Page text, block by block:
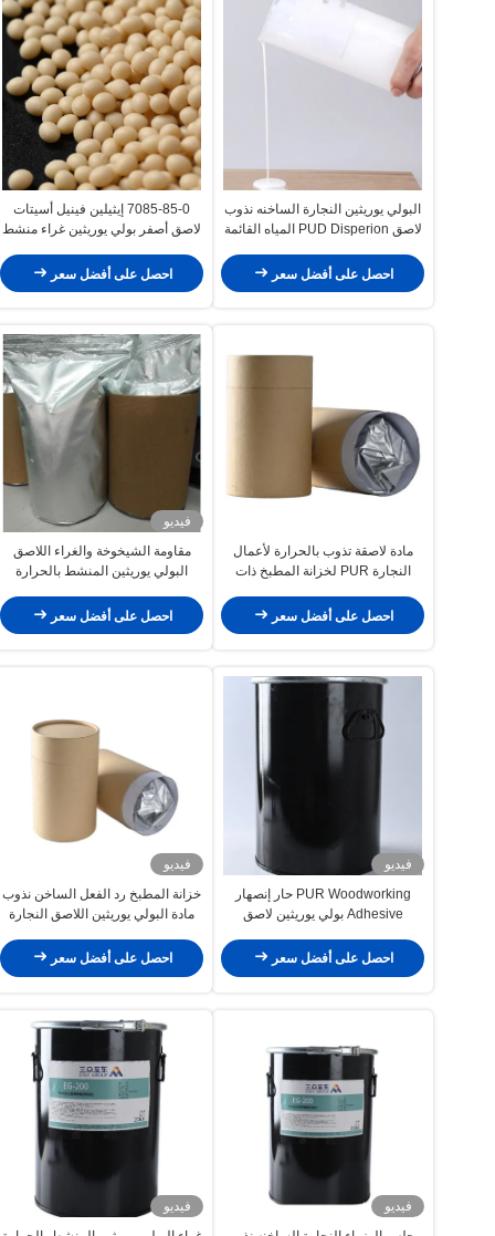
البولي يوريثين النجارة الساخنه نذوب
لاصق PUD Disperion المياه القائمة
احصل على أفضل سعر
7085-85-0 إيثيلين فينيل أسيتات
لاصق أصفر بولي يوريثين غراء منشط
احصل على أفضل سعر
مادة لاصقة تذوب بالحرارة لأعمال
النجارة PUR لخزانة المطبخ ذات
احصل على أفضل سعر
فيديو
مقاومة الشيخوخة والغراء اللاصق
البولي يوريثين المنشط بالحرارة
احصل على أفضل سعر
فيديو
PUR Woodworking حار إنصهار
Adhesive بولي يوريثين لاصق
احصل على أفضل سعر
فيديو
خزانة المطبخ رد الفعل الساخن نذوب
مادة البولي يوريثين اللاصق النجارة
احصل على أفضل سعر
فيديو
فيديو